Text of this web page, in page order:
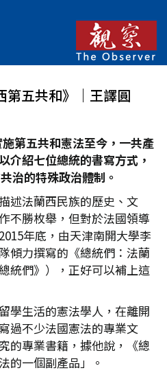
第五共和》｜王譯圓
第五共和憲法至今，一共產
介紹七位總統的書寫方式，
治的特殊政治體制。
述法蘭西民族的歷史、文
不勝枚舉，但對於法國領導
年底，由天津南開大學李
傾力撰寫的《總統們：法蘭
統們》），正好可以補上這
學生活的憲法學人，在離開
過不少法國憲法的專業文
的專業書籍，據他說，《總
的一個副產品」。